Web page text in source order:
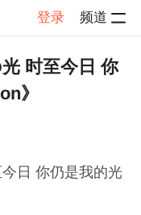
登录 频道
详情
时至今日 你
》
日 你仍是我的光